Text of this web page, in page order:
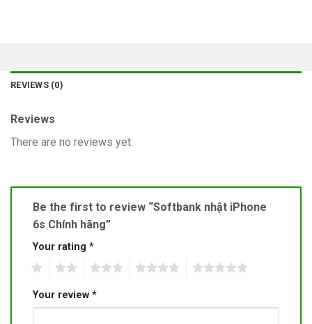
REVIEWS (0)
Reviews
There are no reviews yet.
Be the first to review “Softbank nhật iPhone
6s Chính hãng”
Your rating *
Your review *